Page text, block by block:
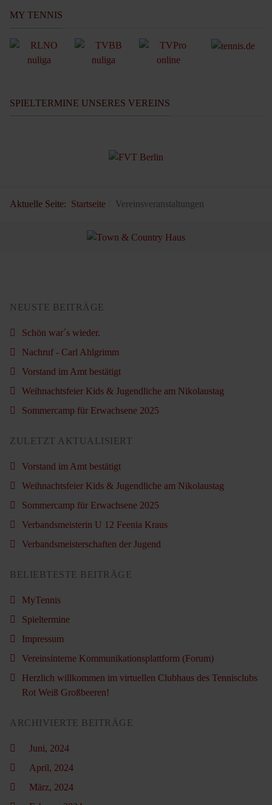
MY TENNIS
SPIELTERMINE UNSERES VEREINS
Aktuelle Seite: Startseite Vereinsveranstaltungen
NEUSTE BEITRÄGE
Schön war´s wieder.
Nachruf - Carl Ahlgrimm
Vorstand im Amt bestätigt
Weihnachtsfeier Kids & Jugendliche am Nikolaustag
Sommercamp für Erwachsene 2025
ZULETZT AKTUALISIERT
Vorstand im Amt bestätigt
Weihnachtsfeier Kids & Jugendliche am Nikolaustag
Sommercamp für Erwachsene 2025
Verbandsmeisterin U 12 Feenia Kraus
Verbandsmeisterschaften der Jugend
BELIEBTESTE BEITRÄGE
MyTennis
Spieltermine
Impressum
Vereinsinterne Kommunikationsplattform (Forum)
Herzlich willkommen im virtuellen Clubhaus des Tennisclubs
Rot Weiß Großbeeren!
ARCHIVIERTE BEITRÄGE
Juni, 2024
April, 2024
März, 2024